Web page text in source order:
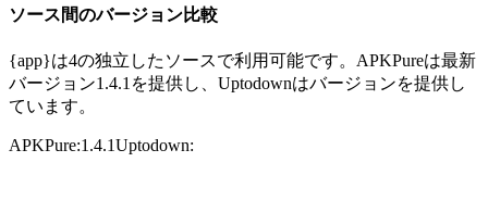
ソース間のバージョン比較
{app}は4の独立したソースで利用可能です。APKPureは最新
バージョン1.4.1を提供し、Uptodownはバージョンを提供し
ています。
APKPure:1.4.1Uptodown: